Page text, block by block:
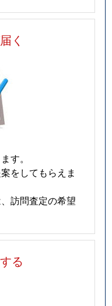
く
す。
をしてもらえま
訪問査定の希望
る